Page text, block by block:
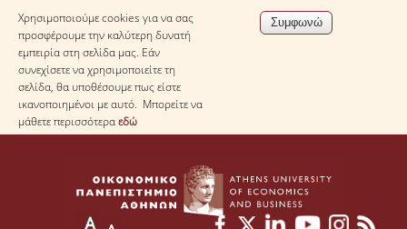
Χρησιμοποιούμε cookies για να σας
προσφέρουμε την καλύτερη δυνατή
εμπειρία στη σελίδα μας. Εάν
συνεχίσετε να χρησιμοποιείτε τη
σελίδα, θα υποθέσουμε πως είστε
ικανοποιημένοι με αυτό. Μπορείτε να
μάθετε περισσότεραεδώ